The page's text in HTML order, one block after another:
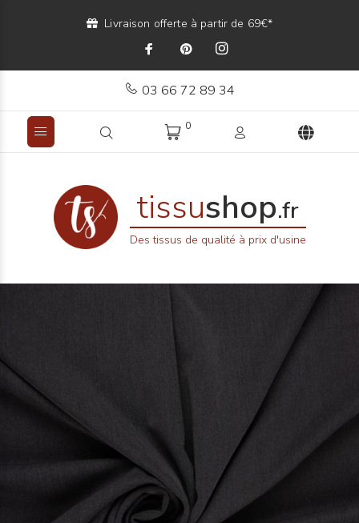
Livraison offerte à partir de 69€*
03 66 72 89 34
0
tissushop.fr
Des tissus de qualité à prix d'usine